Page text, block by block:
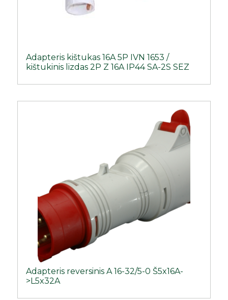
Adapteris kištukas 16A 5P IVN 1653 /
kištukinis lizdas 2P Z 16A IP44 SA-2S SEZ
Adapteris reversinis A 16-32/5-0 Š5x16A-
>L5x32A